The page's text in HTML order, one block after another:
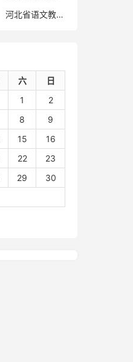
河北省语文教师考试
六
日
1
2
8
9
15
16
22
23
29
30